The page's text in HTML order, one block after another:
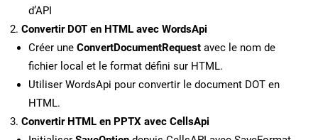
d’API
Convertir DOT en HTML avec WordsApi
Créer une ConvertDocumentRequest avec le nom de
fichier local et le format défini sur HTML.
Utiliser WordsApi pour convertir le document DOT en
HTML.
Convertir HTML en PPTX avec CellsApi